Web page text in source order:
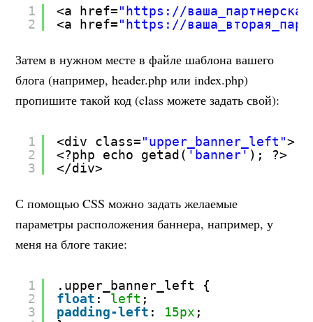
1
2
<a href="https://
<a href="https://
Затем в нужном месте в файле шаблона вашего
блога (например, header.php или index.php)
пропишите такой код (class можете задать свой):
1
2
3
<div class="upper_banner_left">
<?php echo getad( 'banner' ); ?>
</div>
С помощью CSS можно задать желаемые
параметры расположения баннера, например, у
меня на блоге такие:
1
2
3
.upper_banner_left {
float : left ;
padding-left : 15px ;